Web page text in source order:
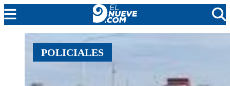
MENDOZA
CADA DÍA
POLICIALES